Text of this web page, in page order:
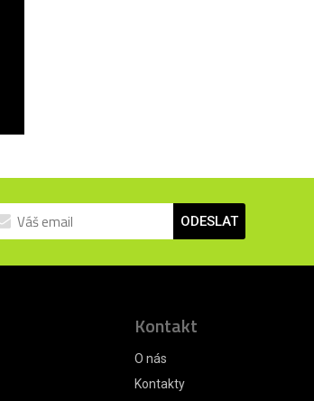
ODESLAT
Kontakt
O nás
Kontakty